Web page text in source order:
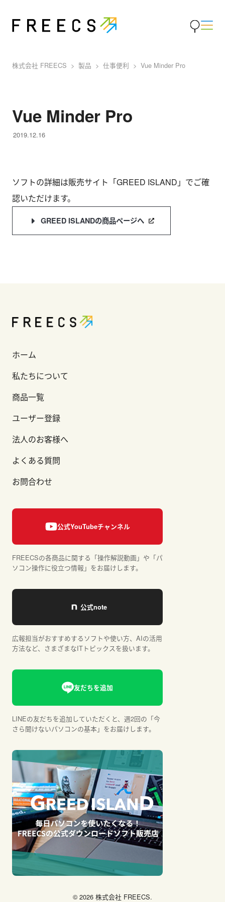
株式会社 FREECS 製品 仕事便利 Vue Minder Pro
Vue Minder Pro
2019.12.16
ソフトの詳細は販売サイト「GREED ISLAND」でご確
認いただけます。
GREED ISLANDの商品ページへ
ホーム
私たちについて
商品一覧
ユーザー登録
法人のお客様へ
よくある質問
お問合わせ
FREECSの各商品に関する「操作解説動画」や「パ
ソコン操作に役立つ情報」をお届けします。
広報担当がおすすめするソフトや使い方、AIの活用
方法など、さまざまなITトピックスを扱います。
LINEの友だちを追加していただくと、週2回の「今
さら聞けないパソコンの基本」をお届けします。
© 2026 株式会社 FREECS.